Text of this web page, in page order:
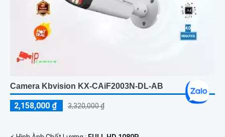
Camera Kbvision KX-CAiF2003N-DL-AB
2,158,000 ₫ 3,320,000 ₫